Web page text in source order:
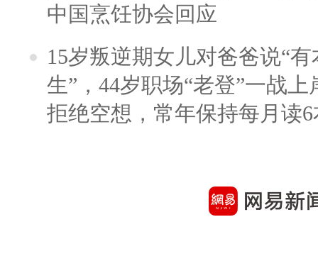
中国烹饪协会回应
15岁叛逆期女儿对爸爸说“
生”，44岁职场“老登”一战上
拒绝空想，常年保持每月读